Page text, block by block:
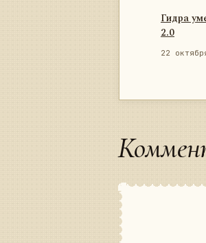
Гидра
2.0
22